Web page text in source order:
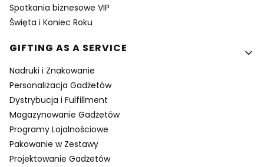
Spotkania biznesowe VIP
Święta i Koniec Roku
GIFTING AS A SERVICE
Nadruki i Znakowanie
Personalizacja Gadżetów
Dystrybucja i Fulfillment
Magazynowanie Gadżetów
Programy Lojalnościowe
Pakowanie w Zestawy
Projektowanie Gadżetów